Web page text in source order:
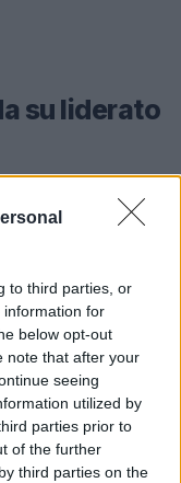
to third parties, or
information for
below opt-out
note that after your
seeing
utilized by
parties prior to
of the further
third parties on the
su liderato
. Con una
en la
el piloto más
con19
por Lewis
lugar y
Isack